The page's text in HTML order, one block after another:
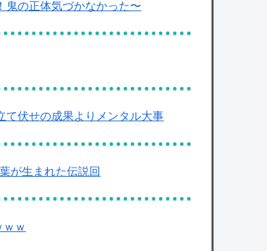
鬼の正体気づかなかった〜
て伏せの成果よりメンタル大事
が生まれた伝説回
ｗ